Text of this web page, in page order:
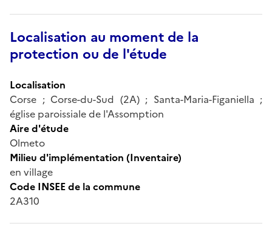
Localisation au moment de la
protection ou de l'étude
Localisation
Corse ; Corse-du-Sud (2A) ; Santa-Maria-Figaniella ;
église paroissiale de l'Assomption
Aire d'étude
Olmeto
Milieu d'implémentation (Inventaire)
en village
Code INSEE de la commune
2A310